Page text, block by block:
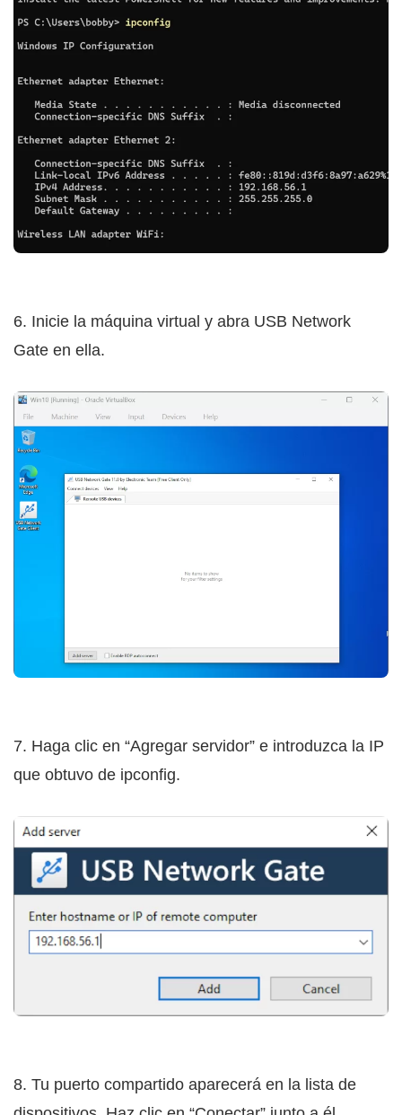
6. Inicie la máquina virtual y abra USB Network
Gate en ella.
7. Haga clic en “Agregar servidor” e introduzca la IP
que obtuvo de ipconfig.
8. Tu puerto compartido aparecerá en la lista de